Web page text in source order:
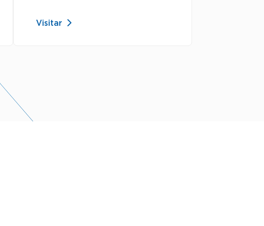
Visitar